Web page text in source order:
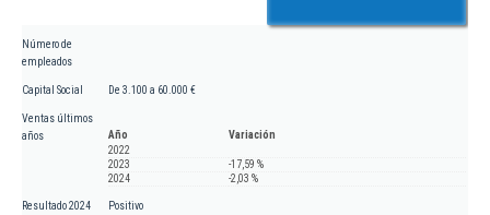
Número de
empleados
Capital Social De 3.100 a 60.000 €
Ventas últimos
años
Año
Variación
2022
2023
-17,59 %
2024
-2,03 %
Resultado 2024 Positivo